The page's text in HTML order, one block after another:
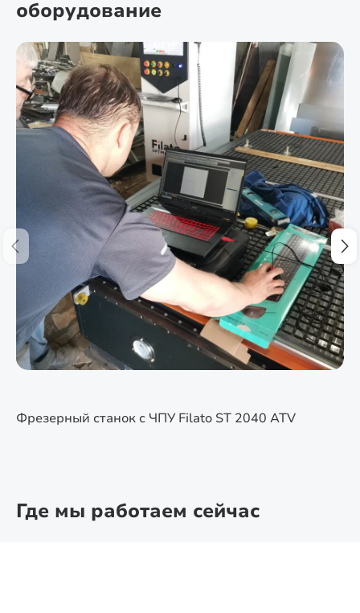
оборудование
Фрезерный станок с ЧПУ Filato ST 2040 ATV
Где мы работаем сейчас